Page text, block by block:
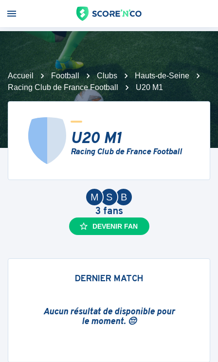
Accueil Football Clubs
Hauts-de-Seine
Racing Club de France Football
U20 M1
U20 M1
Racing Club de France Football
B
S
M
3 fans
DEVENIR FAN
DERNIER MATCH
Aucun résultat de disponible pour
le moment. 😔